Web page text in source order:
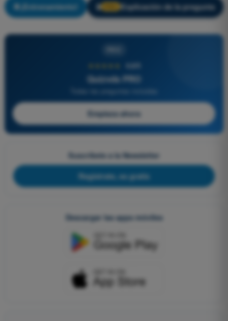
¡Entrenamiento! 🔒 Explicación de la pregunta
4,6/5
Quizvds PRO
Empieza ahora
Suscríbete a la Newsletter
Regístrate, es gratis
Descargar las apps móviles